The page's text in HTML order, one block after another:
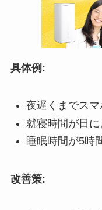
具体例:
夜遅くまでスマ
就寝時間が日に
睡眠時間が5時
改善策: